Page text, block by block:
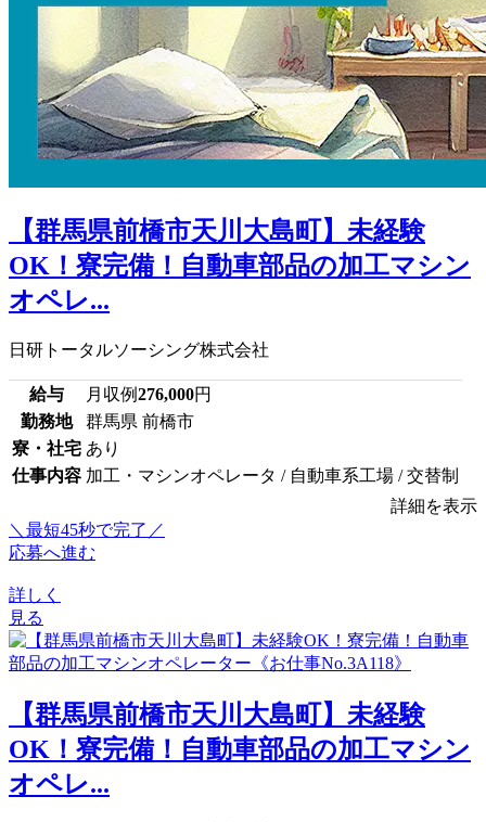
【群馬県前橋市天川大島町】未経験
OK！寮完備！自動車部品の加工マシン
オペレ...
日研トータルソーシング株式会社
給与 月収例276,000円
勤務地
群馬県 前橋市
寮・社宅 あり
仕事内容 加工・マシンオペレータ / 自動車系工場 / 交替制
詳細を表示
＼最短45秒で完了／
応募へ進む
詳しく
見る
【群馬県前橋市天川大島町】未経験
OK！寮完備！自動車部品の加工マシン
オペレ...